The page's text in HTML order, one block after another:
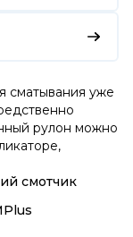
сматывания уже
рулон можно
смотчик